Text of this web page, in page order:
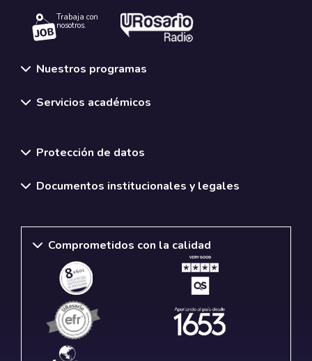
Trabaja con
nosotros.
Nuestros programas
Servicios académicos
Protección de datos
Documentos institucionales y legales
Comprometidos con la calidad